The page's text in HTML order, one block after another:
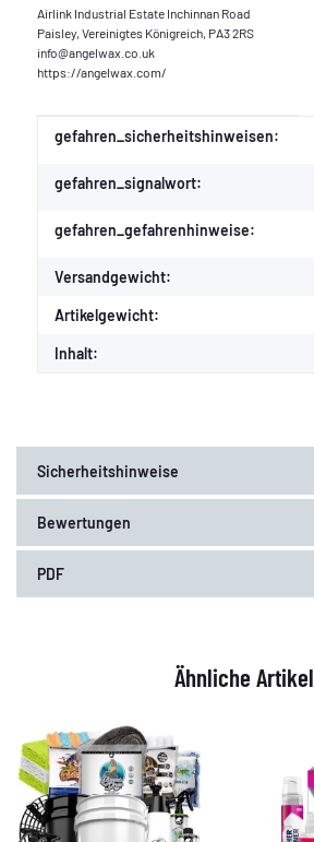
Airlink Industrial Estate Inchinnan Road
Paisley, Vereinigtes Königreich, PA3 2RS
info@angelwax.co.uk
https://angelwax.com/
Produkteigenschaft
Wert
gefahren_sicherheitshinweisen:
gefahren_signalwort:
gefahren_gefahrenhinweise:
Versandgewicht:
Artikelgewicht:
Inhalt:
Sicherheitshinweise
Bewertungen
PDF
Ähnliche Artikel